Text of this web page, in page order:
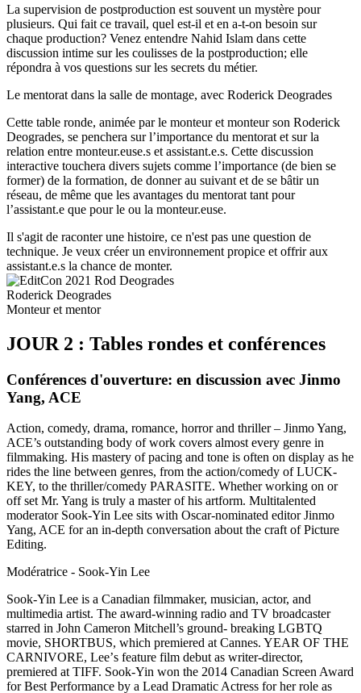
La supervision de postproduction est souvent un mystère pour
plusieurs. Qui fait ce travail, quel est-il et en a-t-on besoin sur
chaque production? Venez entendre Nahid Islam dans cette
discussion intime sur les coulisses de la postproduction; elle
répondra à vos questions sur les secrets du métier.
Le mentorat dans la salle de montage, avec Roderick Deogrades
Cette table ronde, animée par le monteur et monteur son Roderick
Deogrades, se penchera sur l’importance du mentorat et sur la
relation entre monteur.euse.s et assistant.e.s. Cette discussion
interactive touchera divers sujets comme l’importance (de bien se
former) de la formation, de donner au suivant et de se bâtir un
réseau, de même que les avantages du mentorat tant pour
l’assistant.e que pour le ou la monteur.euse.
Il s'agit de raconter une histoire, ce n'est pas une question de
technique. Je veux créer un environnement propice et offrir aux
assistant.e.s la chance de monter.
Roderick Deogrades
Monteur et mentor
JOUR 2 : Tables rondes et conférences
Conférences d'ouverture: en discussion avec Jinmo
Yang, ACE
Action, comedy, drama, romance, horror and thriller – Jinmo Yang,
ACE’s outstanding body of work covers almost every genre in
filmmaking. His mastery of pacing and tone is often on display as he
rides the line between genres, from the action/comedy of LUCK-
KEY, to the thriller/comedy PARASITE. Whether working on or
off set Mr. Yang is truly a master of his artform. Multitalented
moderator Sook-Yin Lee sits with Oscar-nominated editor Jinmo
Yang, ACE for an in-depth conversation about the craft of Picture
Editing.
Modératrice - Sook-Yin Lee
Sook-Yin Lee is a Canadian filmmaker, musician, actor, and
multimedia artist. The award-winning radio and TV broadcaster
starred in John Cameron Mitchell’s ground- breaking LGBTQ
movie, SHORTBUS, which premiered at Cannes. YEAR OF THE
CARNIVORE, Leeʼs feature film debut as writer-director,
premiered at TIFF. Sook-Yin won the 2014 Canadian Screen Award
for Best Performance by a Lead Dramatic Actress for her role as